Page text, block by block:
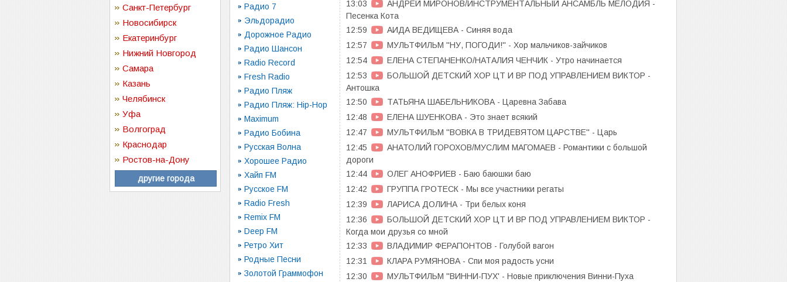
Санкт-Петербург
Новосибирск
Екатеринбург
Нижний Новгород
Самара
Казань
Челябинск
Уфа
Волгоград
Краснодар
Ростов-на-Дону
другие города
Радио 7
Эльдорадио
Дорожное Радио
Радио Шансон
Radio Record
Fresh Radio
Радио Пляж
Радио Пляж: Hip-Hop
Maximum
Радио Бобина
Русская Волна
Хорошее Радио
Хайп FM
Русское FM
Radio Fresh
Remix FM
Deep FM
Ретро Хит
Родные Песни
Золотой Граммофон
13:03
АНДРЕЙ МИРОНОВ/ИНСТРУМЕНТАЛЬНЫЙ АНСАМБЛЬ МЕЛОДИЯ -
Песенка Кота
12:59
АИДА ВЕДИЩЕВА - Синяя вода
12:57
МУЛЬТФИЛЬМ ''НУ, ПОГОДИ!'' - Хор мальчиков-зайчиков
12:54
ЕЛЕНА СТЕПАНЕНКО/НАТАЛИЯ ЧЕНЧИК - Утро начинается
12:53
БОЛЬШОЙ ДЕТСКИЙ ХОР ЦТ И ВР ПОД УПРАВЛЕНИЕМ ВИКТОР -
Антошка
12:50
ТАТЬЯНА ШАБЕЛЬНИКОВА - Царевна Забава
12:48
ЕЛЕНА ШУЕНКОВА - Это знает всякий
12:47
МУЛЬТФИЛЬМ ''ВОВКА В ТРИДЕВЯТОМ ЦАРСТВЕ'' - Царь
12:45
АНАТОЛИЙ ГОРОХОВ/МУСЛИМ МАГОМАЕВ - Романтики с большой
дороги
12:44
ОЛЕГ АНОФРИЕВ - Баю баюшки баю
12:42
ГРУППА ГРОТЕСК - Мы все участники регаты
12:39
ЛАРИСА ДОЛИНА - Три белых коня
12:36
БОЛЬШОЙ ДЕТСКИЙ ХОР ЦТ И ВР ПОД УПРАВЛЕНИЕМ ВИКТОР -
Когда мои друзья со мной
12:33
ВЛАДИМИР ФЕРАПОНТОВ - Голубой вагон
12:31
КЛАРА РУМЯНОВА - Спи моя радость усни
12:30
МУЛЬТФИЛЬМ ''ВИННИ-ПУХ' - Новые приключения Винни-Пуха